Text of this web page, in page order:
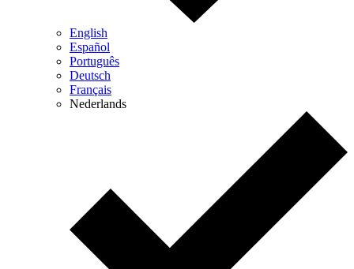
English
Español
Português
Deutsch
Français
Nederlands